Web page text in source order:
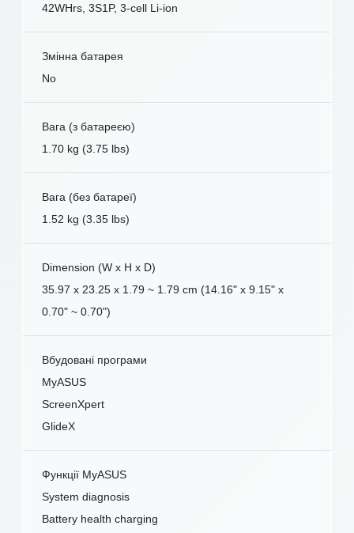
42WHrs, 3S1P, 3-cell Li-ion
Змінна батарея
No
Вага (з батареєю)
1.70 kg (3.75 lbs)
Вага (без батареї)
1.52 kg (3.35 lbs)
Dimension (W x H x D)
35.97 x 23.25 x 1.79 ~ 1.79 cm (14.16" x 9.15" x
0.70" ~ 0.70")
Вбудовані програми
MyASUS
ScreenXpert
GlideX
Функції MyASUS
System diagnosis
Battery health charging